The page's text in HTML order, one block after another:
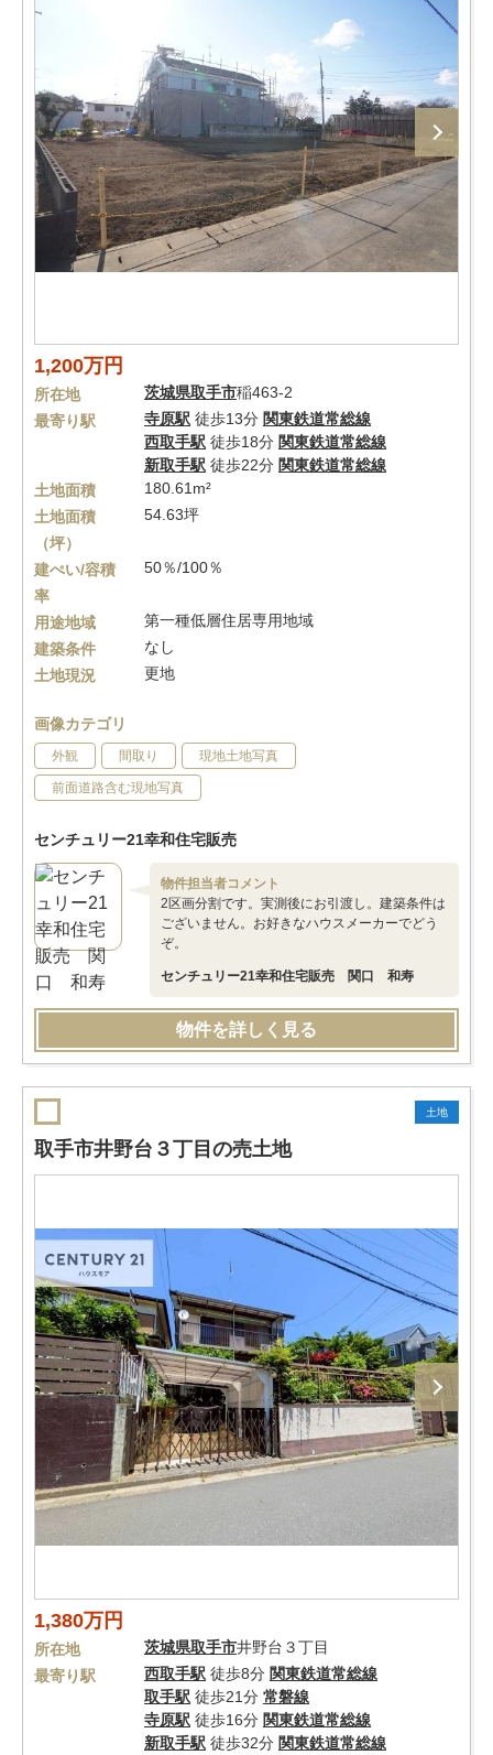
1,200万円
所在地 茨城県取手市稲463-2
最寄り駅
寺原駅 徒歩13分 関東鉄道常総線
西取手駅 徒歩18分 関東鉄道常総線
新取手駅 徒歩22分 関東鉄道常総線
土地面積
180.61m²
土地面積
（坪）
54.63坪
建ぺい/容積
率
50％/100％
用途地域
第一種低層住居専用地域
建築条件
なし
土地現況
更地
画像カテゴリ
外観 間取り 現地土地写真
前面道路含む現地写真
センチュリー21幸和住宅販売
物件担当者コメント
2区画分割です。実測後にお引渡し。建築条件は
ございません。お好きなハウスメーカーでどう
ぞ。
センチュリー21幸和住宅販売 関口 和寿
物件を詳しく見る
土地
取手市井野台３丁目の売土地
1,380万円
所在地 茨城県取手市井野台３丁目
最寄り駅
西取手駅 徒歩8分 関東鉄道常総線
取手駅 徒歩21分 常磐線
寺原駅 徒歩16分 関東鉄道常総線
新取手駅 徒歩32分 関東鉄道常総線